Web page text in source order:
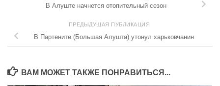
В Алуште начнется отопительный сезон
ПРЕДЫДУЩАЯ ПУБЛИКАЦИЯ
В Партените (Большая Алушта) утонул харьковчанин
ВАМ МОЖЕТ ТАКЖЕ ПОНРАВИТЬСЯ...